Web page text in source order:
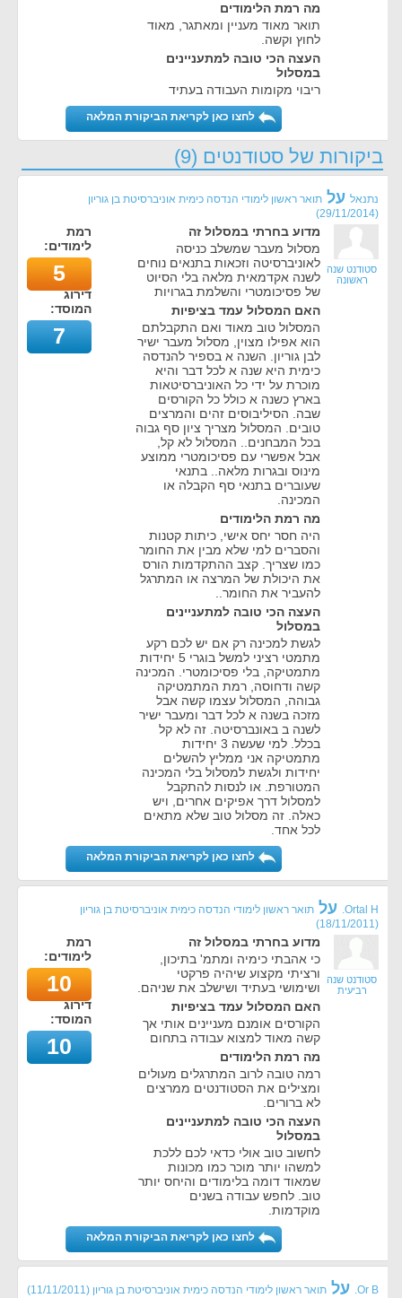
מה רמת הלימודים
תואר מאוד מעניין ומאתגר, מאוד
לחוץ וקשה.
העצה הכי טובה למתעניינים
במסלול
ריבוי מקומות העבודה בעתיד
לחצו כאן לקריאת הביקורת המלאה
ביקורות של סטודנטים (9)
נתנאל על תואר ראשון לימודי הנדסה כימית אוניברסיטת בן גוריון
(
29/11/2014
)
סטודנט שנה
ראשונה
מדוע בחרתי במסלול זה
מסלול מעבר שמשלב כניסה
לאוניברסיטה וזכאות בתנאים נוחים
לשנה אקדמאית מלאה בלי הסיוט
של פסיכומטרי והשלמת בגרויות
האם המסלול עמד בציפיות
המסלול טוב מאוד ואם התקבלתם
הוא אפילו מצוין, מסלול מעבר ישיר
לבן גוריון. השנה א בספיר להנדסה
כימית היא שנה א לכל דבר והיא
מוכרת על ידי כל האוניברסיטאות
בארץ כשנה א כולל כל הקורסים
שבה. הסיליבוסים זהים והמרצים
טובים. המסלול מצריך ציון סף גבוה
בכל המבחנים.. המסלול לא קל,
אבל אפשרי עם פסיכומטרי ממוצע
מינוס ובגרות מלאה.. בתנאי
שעוברים בתנאי סף הקבלה או
המכינה.
מה רמת הלימודים
היה חסר יחס אישי, כיתות קטנות
והסברים למי שלא מבין את החומר
כמו שצריך. קצב ההתקדמות הורס
את היכולת של המרצה או המתרגל
להעביר את החומר..
העצה הכי טובה למתעניינים
במסלול
לגשת למכינה רק אם יש לכם רקע
מתמטי רציני למשל בוגרי 5 יחידות
מתמטיקה, בלי פסיכומטרי. המכינה
קשה ודחוסה, רמת המתמטיקה
גבוהה, המסלול עצמו קשה אבל
מזכה בשנה א לכל דבר ומעבר ישיר
לשנה ב באונברסיטה. זה לא קל
בכלל. למי שעשה 3 יחידות
מתמטיקה אני ממליץ להשלים
יחידות ולגשת למסלול בלי המכינה
המטורפת. או לנסות להתקבל
למסלול דרך אפיקים אחרים, ויש
כאלה. זה מסלול טוב שלא מתאים
לכל אחד.
רמת
לימודים:
5
דירוג
המוסד:
7
לחצו כאן לקריאת הביקורת המלאה
Ortal H. על תואר ראשון לימודי הנדסה כימית אוניברסיטת בן גוריון
(
18/11/2011
)
סטודנט שנה
רביעית
מדוע בחרתי במסלול זה
כי אהבתי כימיה ומתמ' בתיכון,
ורציתי מקצוע שיהיה פרקטי
ושימושי בעתיד ושישלב את שניהם.
האם המסלול עמד בציפיות
הקורסים אומנם מעניינים אותי אך
קשה מאוד למצוא עבודה בתחום
מה רמת הלימודים
רמה טובה לרוב המתרגלים מעולים
ומצילים את הסטודנטים ממרצים
לא ברורים.
העצה הכי טובה למתעניינים
במסלול
לחשוב טוב אולי כדאי לכם ללכת
למשהו יותר מוכר כמו מכונות
שמאוד דומה בלימודים והיחס יותר
טוב. לחפש עבודה בשנים
מוקדמות.
רמת
לימודים:
10
דירוג
המוסד:
10
לחצו כאן לקריאת הביקורת המלאה
Or B. על תואר ראשון לימודי הנדסה כימית אוניברסיטת בן גוריון (
11/11/2011
)